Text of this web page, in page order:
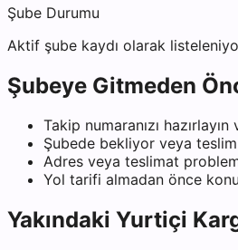
Şube Durumu
Aktif şube kaydı olarak
Şubeye Gitmeden
Takip numaranızı
Şubede bekliyor veya
Adres veya teslimat
Yol tarifi almadan önce
Yakındaki Yurtiçi